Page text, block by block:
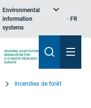
Environmental
information
systems
FR
Incendies de forêt